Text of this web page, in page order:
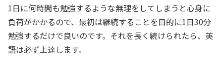
1日に何時間も勉強するような無理をしてしまうと心身に
負荷がかかるので、最初は継続することを目的に1日30分
勉強するだけで良いのです。それを長く続けられたら、英
語は必ず上達します。